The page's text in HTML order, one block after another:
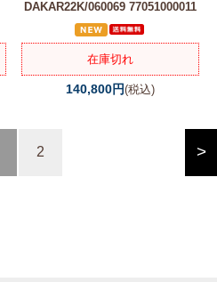
DAKAR22K/060069 77051000011
在庫切れ
140,800円(税込)
>
2